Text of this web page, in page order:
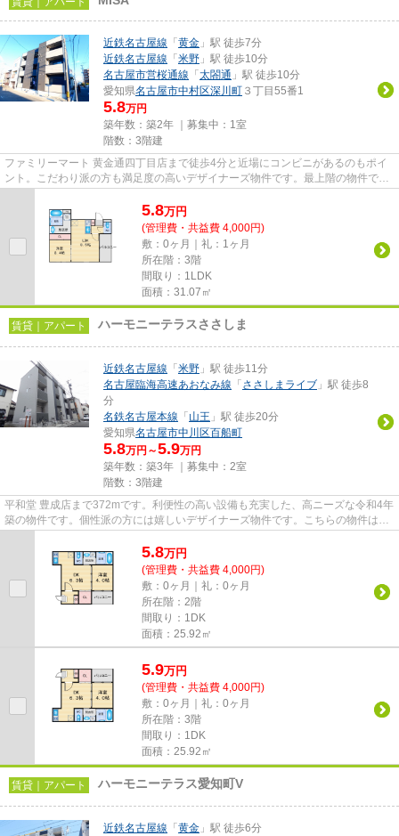
近鉄名古屋線 「 黄金 」駅 徒歩7分
近鉄名古屋線 「 米野 」駅 徒歩10分
名古屋市営桜通線 「 太閤通 」駅 徒歩10分
愛知県名古屋市中村区深川町 ３丁目55番1
5.8万円
築年数：築2年 ｜募集中： 1室
階数：3階建
ファミリーマート 黄金通四丁目店まで徒歩4分と近場にコンビニがあるのもポイ
ント。こだわり派の方も満足度の高いデザイナーズ物件です。最上階の物件で
5.8万円
(管理費・共益費 4,000円)
敷：0ヶ月｜礼：1ヶ月
所在階：3階
間取り：1LDK
面積：31.07㎡
賃貸｜アパート ハーモニーテラスささしま
近鉄名古屋線 「 米野 」駅 徒歩11分
名古屋臨海高速あおなみ線 「 ささしまライブ 」駅 徒歩8
分
名鉄名古屋本線 「 山王 」駅 徒歩20分
愛知県名古屋市中川区百船町
5.8万円～5.9万円
築年数：築3年 ｜募集中： 2室
階数：3階建
平和堂 豊成店まで372mです。利便性の高い設備も充実した、高ニーズな令和4年
築の物件です。個性派の方には嬉しいデザイナーズ物件です。こちらの物件は駅
5.8万円
(管理費・共益費 4,000円)
敷：0ヶ月｜礼：0ヶ月
所在階：2階
間取り：1DK
面積：25.92㎡
5.9万円
(管理費・共益費 4,000円)
敷：0ヶ月｜礼：0ヶ月
所在階：3階
間取り：1DK
面積：25.92㎡
賃貸｜アパート ハーモニーテラス愛知町V
近鉄名古屋線 「 黄金 」駅 徒歩6分